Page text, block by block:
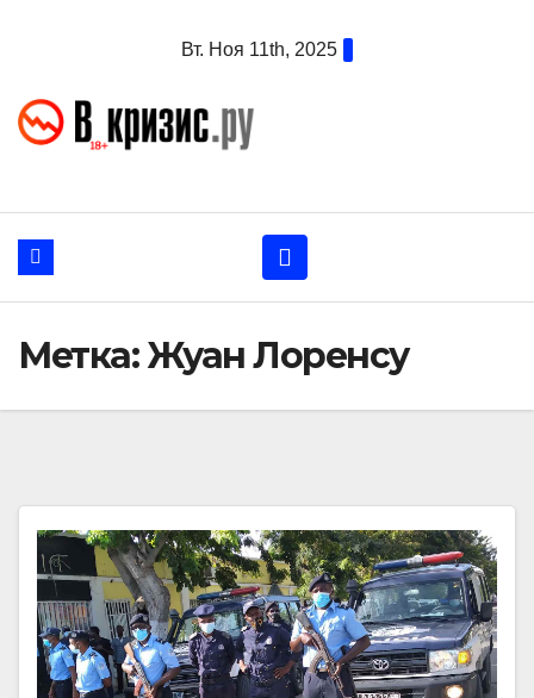
Вт. Ноя 11th, 2025
Метка:Жуан Лоренсу